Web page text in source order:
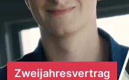
Zweijahresvertrag